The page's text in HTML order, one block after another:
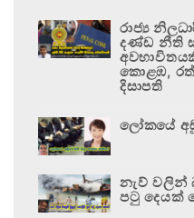
රාජ්‍ය
දණ්ඩ නීති
කොළඹ,
දිසාපති
ලෝකයේ
නැව් වලින්
පටු දෙයක්